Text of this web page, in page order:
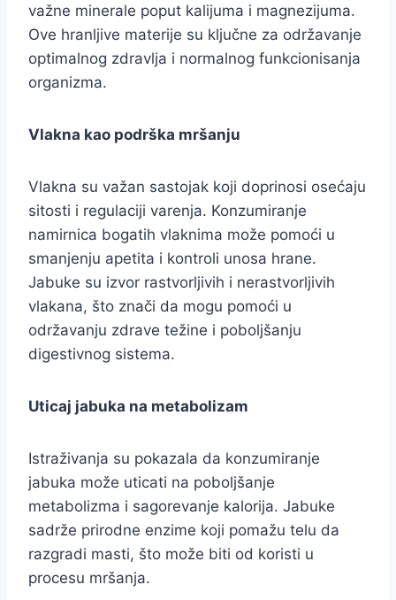
važne minerale poput kalijuma i magnezijuma.
Ove hranljive materije su ključne za održavanje
optimalnog zdravlja i normalnog funkcionisanja
organizma.
Vlakna kao podrška mršanju
Vlakna su važan sastojak koji doprinosi osećaju
sitosti i regulaciji varenja. Konzumiranje
namirnica bogatih vlaknima može pomoći u
smanjenju apetita i kontroli unosa hrane.
Jabuke su izvor rastvorljivih i nerastvorljivih
vlakana, što znači da mogu pomoći u
održavanju zdrave težine i poboljšanju
digestivnog sistema.
Uticaj jabuka na metabolizam
Istraživanja su pokazala da konzumiranje
jabuka može uticati na poboljšanje
metabolizma i sagorevanje kalorija. Jabuke
sadrže prirodne enzime koji pomažu telu da
razgradi masti, što može biti od koristi u
procesu mršanja.